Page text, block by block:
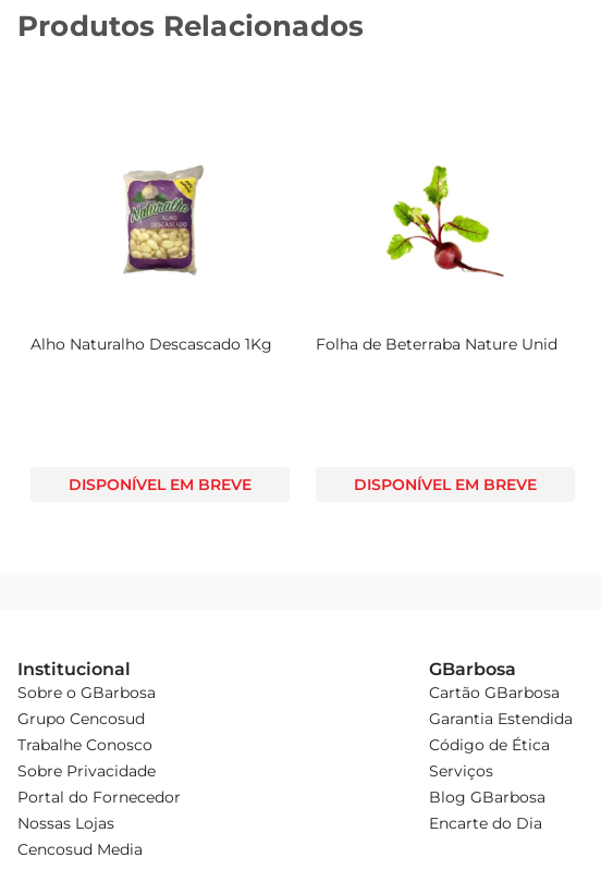
Produtos Relacionados
Alho Naturalho Descascado 1Kg
DISPONÍVEL EM BREVE
Folha de Beterraba Nature Unid
DISPONÍVEL EM BREVE
Institucional
Sobre o GBarbosa
Grupo Cencosud
Trabalhe Conosco
Sobre Privacidade
Portal do Fornecedor
Nossas Lojas
Cencosud Media
GBarbosa
Cartão GBarbosa
Garantia Estendida
Código de Ética
Serviços
Blog GBarbosa
Encarte do Dia